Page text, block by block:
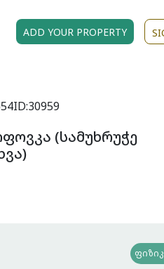
ADD YOUR PROPERTY
ID:30959
(სამუხრუჭე